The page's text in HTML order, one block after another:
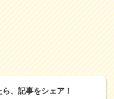
、記事をシェア！